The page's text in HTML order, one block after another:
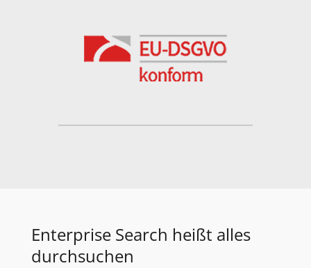
Enterprise Search heißt alles
durchsuchen